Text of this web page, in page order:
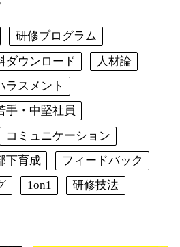
研修プログラム
ダウンロード
人材論
ラスメント
手・中堅社員
コミュニケーション
下育成
フィードバック
1on1
研修技法